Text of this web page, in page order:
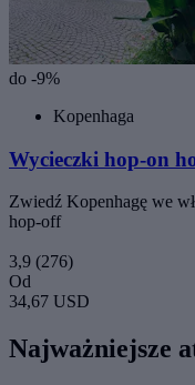
do -9%
Kopenhaga
Wycieczki hop-on
Zwiedź Kopenhagę we
hop-off
3,9 (276)
Od
34,67 USD
Najważniejsze